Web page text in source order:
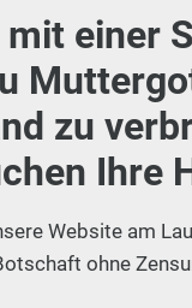
einer
zu
Ihre
Website am
ohne